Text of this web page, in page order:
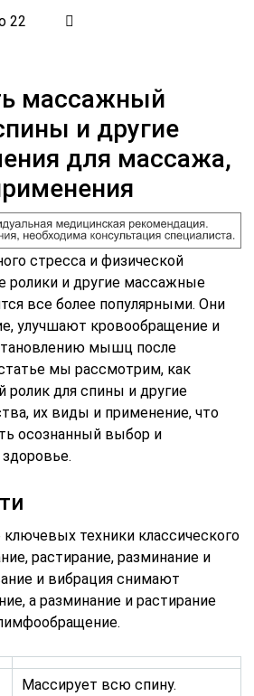
22
массажный
и другие
для массажа,
стресса и физической
ролики и другие массажные
все более популярными. Они
улучшают кровообращение и
мышц после
мы рассмотрим, как
для спины и другие
их виды и применение, что
осознанный выбор и
техники классического
растирание, разминание и
и вибрация снимают
а разминание и растирание
Массирует всю спину.